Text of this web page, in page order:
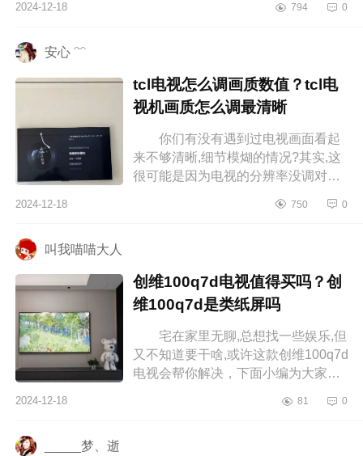
好？酷开P8F怎么样 酷开和小米
2024-12-18 794 0
安心 ﹌
tcl电视怎么调画质数值？tcl电
视机画质怎么调最清晰
你们有没有遇到过电视画面看起
来不够清晰,细节模煳的情况?其实,这
很可能是因为电视的分辨率没调对，
画质数值？tcl电视机画质怎么调最...
2024-12-18 750 0
叫我喵喵大人
创维100q7d电视值得买吗？创
维100q7d是类纸屏吗
宅在家里无聊,总想找一些娱乐,但
又不知道要干啥,或许这款创维100q7d
电视会帮你解决，下面小编为大家介
100q7d是类纸屏吗 创维100q7...
2024-12-18 81 0
_____梦、逝